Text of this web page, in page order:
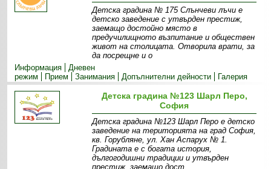
Детска градина № 175 Слънчеви лъчи e
детско заведение с утвърден престиж,
заемащо достойно място в
предучилищното възпитание и обществен
живот на столицата. Отворила врати, за
да посрещне и о
Информация
Дневен
режим
Прием Занимания Допълнителни дейности Галерия
Детска градина №123 Шарл Перо,
София
Детска градина №123 Шарл Перо е детско
заведение на територията на град София,
кв. Горубляне, ул. Хан Аспарух № 1.
Градината е с богата история,
дългогодишни традиции и утвърден
престиж, заемащо дост